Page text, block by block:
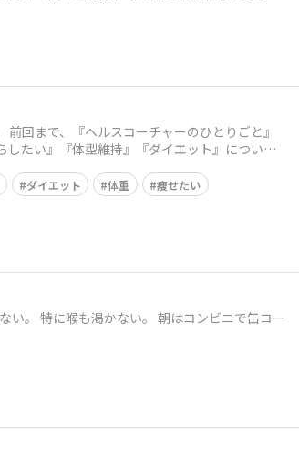
回まで、『ヘルスコーチャーのひとりごと』
たい』『体型維持』『ダイエット』について
ダイエット 体重
痩せたい
い。 特に喉も渇かない。 朝はコンビニで缶コー